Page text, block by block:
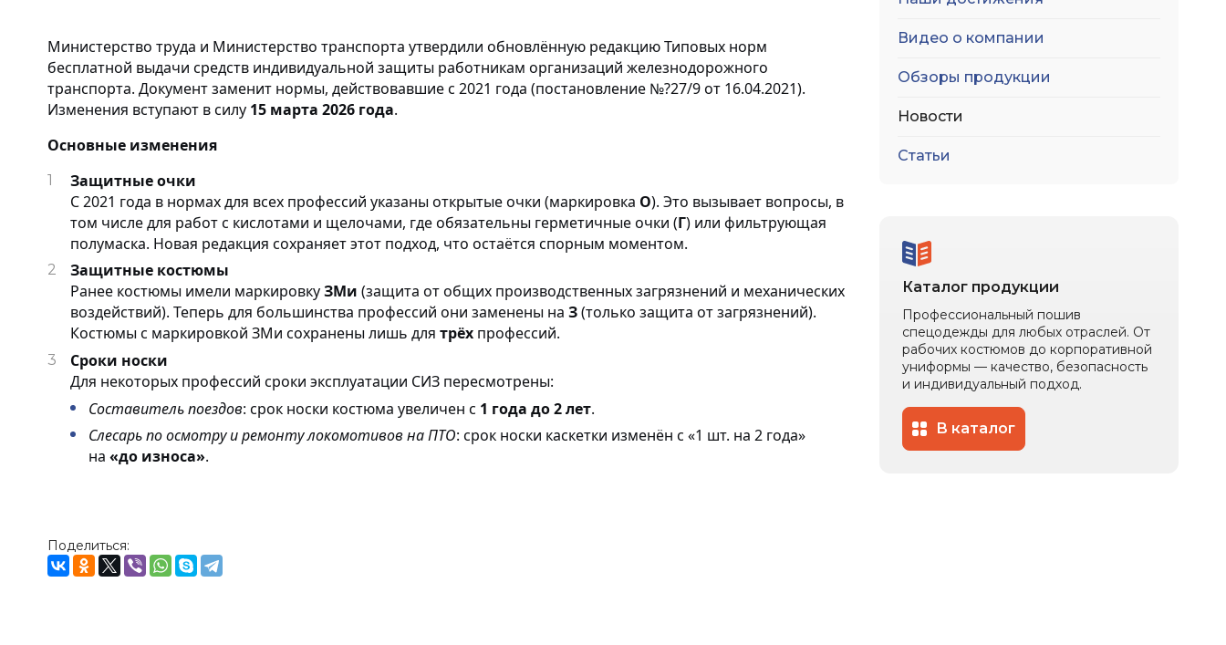
Влагозащитная одежда
Одноразовая спецодежда
Одежда для сварщиков
Средства защиты органов
слуха
фурнитура
Наши клиенты
Отзывы
Наши достижения
Новости
Обзоры продукции
Наше производство
Видео о компании
Благотворительность
Электронный
Условные обозначения
Основные ТР ТС, ГОСТ и ТУ
Климатические пояса
Партнёрские предложения
Кредит | Партнёрские
Возврат и обмен
Обработка файлов cookie
Вопрос-ответ
Министерство труда и Министерство транспорта утвердили обновлённую редакцию Типовых норм
бесплатной выдачи средств индивидуальной защиты работникам организаций железнодорожного
транспорта. Документ заменит нормы, действовавшие с 2021 года (постановление №?27/9 от 16.04.2021).
Изменения вступают в силу 15 марта 2026 года.
Основные изменения
Защитные очки
С 2021 года в нормах для всех профессий указаны открытые очки (маркировка О). Это вызывает вопросы, в
том числе для работ с кислотами и щелочами, где обязательны герметичные очки (Г) или фильтрующая
полумаска. Новая редакция сохраняет этот подход, что остаётся спорным моментом.
Защитные костюмы
Ранее костюмы имели маркировкуЗМи (защита от общих производственных загрязнений и механических
воздействий). Теперь для большинства профессий они заменены на З(только защита от загрязнений).
Костюмы с маркировкой ЗМи сохранены лишь для трёх профессий.
Сроки носки
Для некоторых профессий сроки эксплуатации СИЗ пересмотрены:
Составитель поездов: срок носки костюма увеличен с 1 года до 2 лет.
Слесарь по осмотру и ремонту локомотивов на ПТО: срок носки каскетки изменён с «1 шт. на 2 года»
на «до износа».
Поделиться:
Видео о компании
Обзоры продукции
Новости
Статьи
Каталог продукции
Профессиональный пошив
спецодежды для любых отраслей. От
рабочих костюмов до корпоративной
униформы — качество, безопасность
и индивидуальный подход.
В каталог